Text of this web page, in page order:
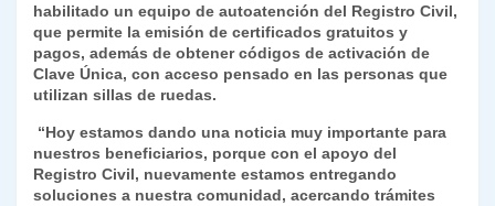
A
p
p
a
m
b
o
o
k
dI
n
Li
n
k
Fr
ie
n
dl
y
p
ar
tir
habilitado un equipo de autoatención del Registro Civil,
que permite la emisión de certificados gratuitos y
pagos, además de obtener códigos de activación de
Clave Única, con acceso pensado en las personas que
utilizan sillas de ruedas.
“Hoy estamos dando una noticia muy importante para
nuestros beneficiarios, porque con el apoyo del
Registro Civil, nuevamente estamos entregando
soluciones a nuestra comunidad, acercando trámites